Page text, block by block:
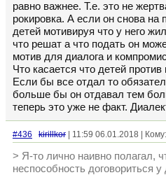
равно важнее. Т.е. это не
рокировка. А если он снова на
детей мотивируя что у него
что решат а что подать он
мотив для диалога и
Что касается что детей против
Если бы все отдал то
больше бы он отдавал тем
теперь это уже не факт.
#436 kirillkor | 11:59 06.01.2018 | Кому:
> Я-то лично наивно полагал,
неспособность договориться